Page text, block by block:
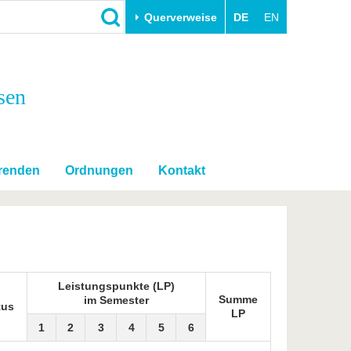
Querverweise DE EN
Innovative Transferprojekte
Sport & Gesundheit
BTU & Region erleben
Ordnungen Kontakt
Leistungspunkte (LP)
im Semester
Summe
LP
1
2 3 4 5 6